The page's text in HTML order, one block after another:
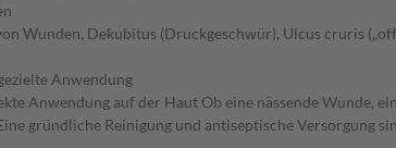
Wunden, Dekubitus (Druckgeschwür), Ulcus cruris
Anwendung
Anwendung auf der Haut Ob eine nässende Wunde,
gründliche Reinigung und antiseptische Versorgung